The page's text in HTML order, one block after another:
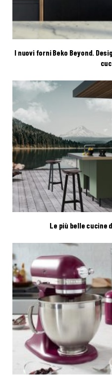
I nuovi forni Beko Beyond.
Le più belle cucine